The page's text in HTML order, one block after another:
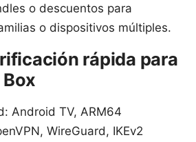
o descuentos para
o dispositivos múltiples.
rápida para
Android TV, ARM64
WireGuard, IKEv2